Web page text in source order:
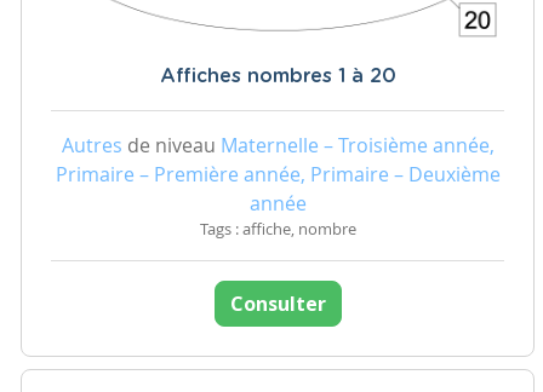
Affiches nombres 1 à 20
Autres de niveau Maternelle – Troisième année,
Primaire – Première année, Primaire – Deuxième
année
Tags : affiche, nombre
Consulter